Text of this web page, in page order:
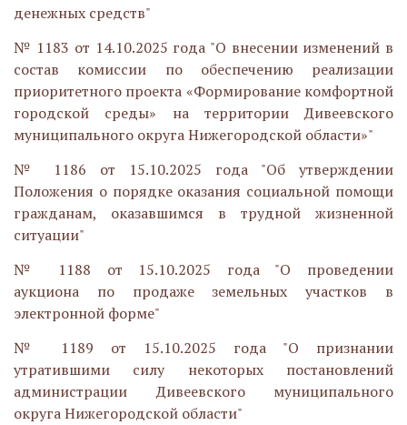
денежных средств"
№ 1183 от 14.10.2025 года "О внесении изменений в
состав комиссии по обеспечению реализации
приоритетного проекта «Формирование комфортной
городской среды» на территории Дивеевского
муниципального округа Нижегородской области»"
№ 1186 от 15.10.2025 года "Об утверждении
Положения о порядке оказания социальной помощи
гражданам, оказавшимся в трудной жизненной
ситуации"
№ 1188 от 15.10.2025 года "О проведении
аукциона по продаже земельных участков в
электронной форме"
№ 1189 от 15.10.2025 года "О признании
утратившими силу некоторых постановлений
администрации Дивеевского муниципального
округа Нижегородской области"